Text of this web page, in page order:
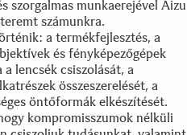
szorgalmas munkaerejével Aizu
számunkra.
a termékfejlesztés, a
és fényképezőgépek
lencsék csiszolását, a
összeszerelését, a
öntőformák elkészítését.
kompromisszumok nélküli